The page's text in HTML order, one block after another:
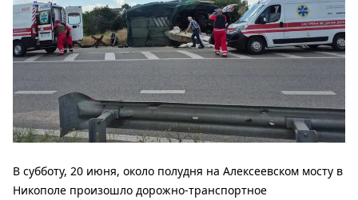
В субботу, 20 июня, около полудня на Алексеевском мосту в
Никополе произошло дорожно-транспортное